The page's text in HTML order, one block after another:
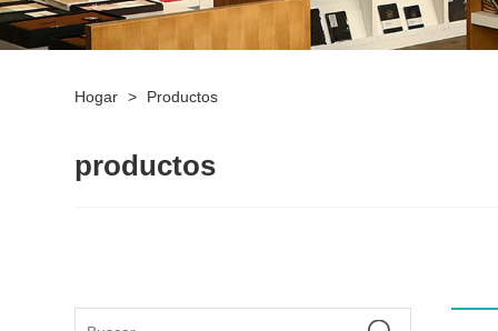
Hogar > Productos
productos